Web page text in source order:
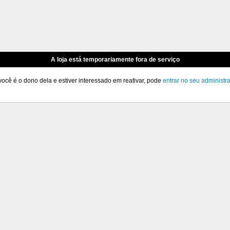
A loja está temporariamente fora de serviço
é o dono dela e estiver interessado em reativar, pode entrar no seu